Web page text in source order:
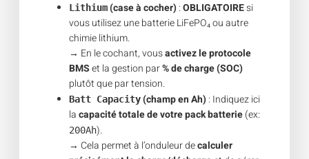
Lithium(case à cocher):OBLIGATOIREsi
vous utilisez une batterie LiFePO₄ ou autre
chimie lithium.
→ En le cochant, vousactivez le protocole
BMSet la gestion par% de charge (SOC)
plutôt que par tension.
Batt Capacity(champ en Ah): Indiquez ici
lacapacité totale de votre pack batterie(ex:
200Ah).
→ Cela permet à l’onduleur decalculer